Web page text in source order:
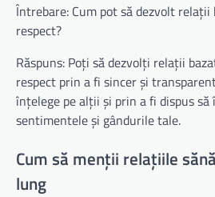
Întrebare: Cum pot să dezvolt relații
respect?
Răspuns: Poți să dezvolți relații
respect prin a fi sincer și
înțelege pe alții și prin a fi dispus să
sentimentele și gândurile tale.
Cum să menții relațiile
lung